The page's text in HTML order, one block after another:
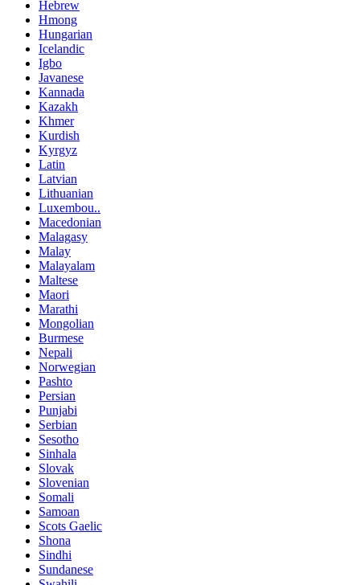
Hebrew
Hmong
Hungarian
Icelandic
Igbo
Javanese
Kannada
Kazakh
Khmer
Kurdish
Kyrgyz
Latin
Latvian
Lithuanian
Luxembou..
Macedonian
Malagasy
Malay
Malayalam
Maltese
Maori
Marathi
Mongolian
Burmese
Nepali
Norwegian
Pashto
Persian
Punjabi
Serbian
Sesotho
Sinhala
Slovak
Slovenian
Somali
Samoan
Scots Gaelic
Shona
Sindhi
Sundanese